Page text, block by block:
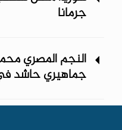
جرمانا
النجم المصري
جماهيري حاشد